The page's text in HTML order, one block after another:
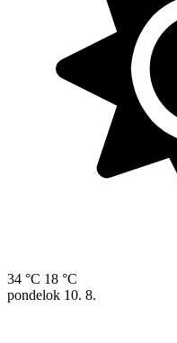
34 °C 18 °C
pondelok 10. 8.